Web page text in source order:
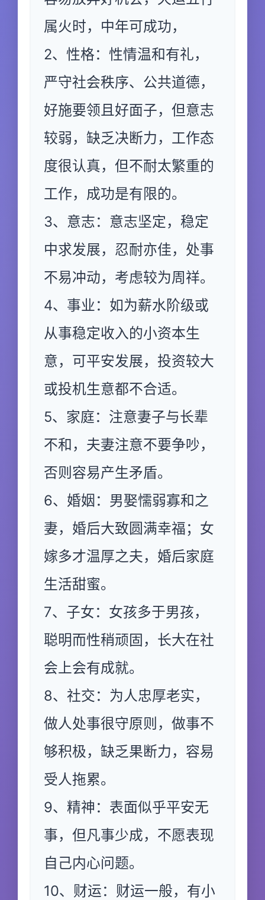
属火时，中年可成功，
2、性格：性情温和有礼，
严守社会秩序、公共道德，
好施要领且好面子，但意志
较弱，缺乏决断力，工作态
度很认真，但不耐太繁重的
工作，成功是有限的。
3、意志：意志坚定，稳定
中求发展，忍耐亦佳，处事
不易冲动，考虑较为周祥。
4、事业：如为薪水阶级或
从事稳定收入的小资本生
意，可平安发展，投资较大
或投机生意都不合适。
5、家庭：注意妻子与长辈
不和，夫妻注意不要争吵，
否则容易产生矛盾。
6、婚姻：男娶懦弱寡和之
妻，婚后大致圆满幸福；女
嫁多才温厚之夫，婚后家庭
生活甜蜜。
7、子女：女孩多于男孩，
聪明而性稍顽固，长大在社
会上会有成就。
8、社交：为人忠厚老实，
做人处事很守原则，做事不
够积极，缺乏果断力，容易
受人拖累。
9、精神：表面似乎平安无
事，但凡事少成，不愿表现
自己内心问题。
10、财运：财运一般，有小